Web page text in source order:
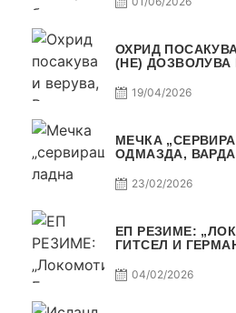
ОХРИД
(НЕ) ДОЗВОЛУВА
19/04/2026
МЕЧКА
ОДМАЗДА,
АВТОКОМАНДА
23/02/2026
ЕП РЕЗИМЕ:
ГИТСЕЛ И
04/02/2026